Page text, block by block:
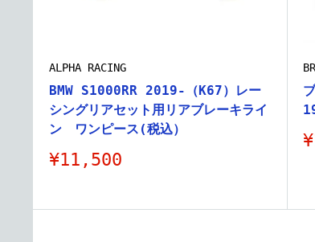
ALPHA RACING
BMW S1000RR 2019-（K67）レー
シングリアセット用リアブレーキライ
ン ワンピース(税込）
販
格
¥11,500